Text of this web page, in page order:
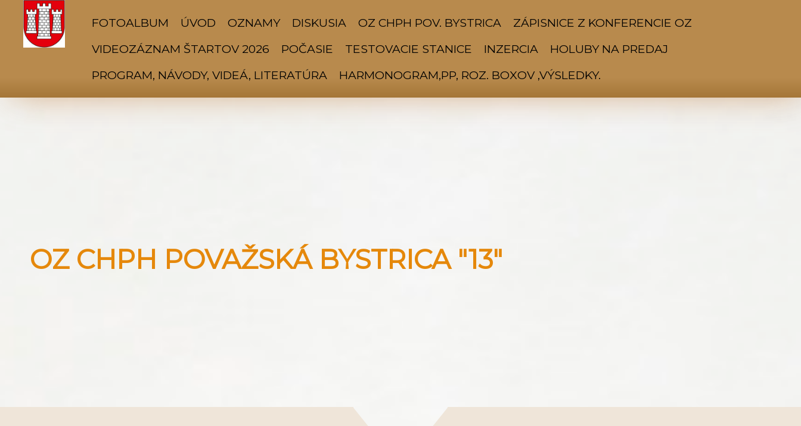
FOTOALBUM ÚVOD OZNAMY DISKUSIA OZ CHPH POV. BYSTRICA
ZÁPISNICE Z KONFERENCIE OZ
VIDEOZÁZNAM ŠTARTOV 2026
POČASIE TESTOVACIE STANICE INZERCIA
HOLUBY NA PREDAJ
PROGRAM, NÁVODY, VIDEÁ, LITERATÚRA
HARMONOGRAM,PP, ROZ. BOXOV ,VÝSLEDKY.
OZ CHPH POVAŽSKÁ BYSTRICA "13"